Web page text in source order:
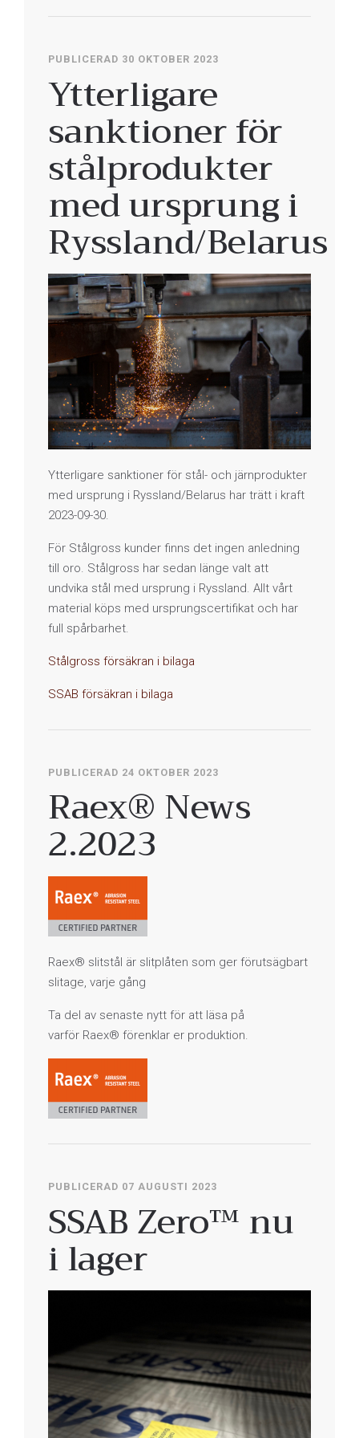
PUBLICERAD 30 OKTOBER 2023
Ytterligare
sanktioner för
stålprodukter
med ursprung i
Ryssland/Belarus
Ytterligare sanktioner för stål- och järnprodukter
med ursprung i Ryssland/Belarus har trätt i kraft
2023-09-30.
För Stålgross kunder finns det ingen anledning
till oro. Stålgross har sedan länge valt att
undvika stål med ursprung i Ryssland. Allt vårt
material köps med ursprungscertifikat och har
full spårbarhet.
Stålgross försäkran i bilaga
SSAB försäkran i bilaga
PUBLICERAD 24 OKTOBER 2023
Raex® News
2.2023
Raex® slitstål är slitplåten som ger förutsägbart
slitage, varje gång
Ta del av senaste nytt för att läsa på
varför Raex® förenklar er produktion.
PUBLICERAD 07 AUGUSTI 2023
SSAB Zero™ nu
i lager